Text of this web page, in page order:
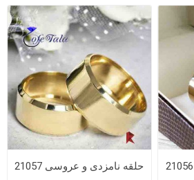
حلقه نامزدی و عروسی 21057